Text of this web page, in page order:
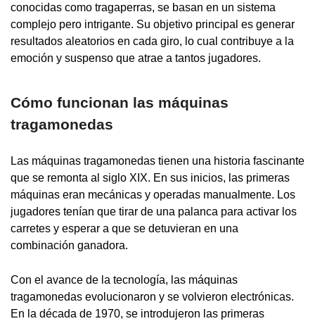
conocidas como tragaperras, se basan en un sistema
complejo pero intrigante. Su objetivo principal es generar
resultados aleatorios en cada giro, lo cual contribuye a la
emoción y suspenso que atrae a tantos jugadores.
Cómo funcionan las máquinas
tragamonedas
Las máquinas tragamonedas tienen una historia fascinante
que se remonta al siglo XIX. En sus inicios, las primeras
máquinas eran mecánicas y operadas manualmente. Los
jugadores tenían que tirar de una palanca para activar los
carretes y esperar a que se detuvieran en una
combinación ganadora.
Con el avance de la tecnología, las máquinas
tragamonedas evolucionaron y se volvieron electrónicas.
En la década de 1970, se introdujeron las primeras